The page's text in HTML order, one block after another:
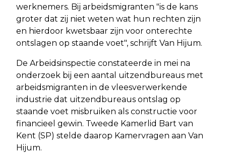
werknemers. Bij arbeidsmigranten "is de kans
groter dat zij niet weten wat hun rechten zijn
en hierdoor kwetsbaar zijn voor onterechte
ontslagen op staande voet", schrijft Van Hijum.
De Arbeidsinspectie constateerde in mei na
onderzoek bij een aantal uitzendbureaus met
arbeidsmigranten in de vleesverwerkende
industrie dat uitzendbureaus ontslag op
staande voet misbruiken als constructie voor
financieel gewin. Tweede Kamerlid Bart van
Kent (SP) stelde daarop Kamervragen aan Van
Hijum.